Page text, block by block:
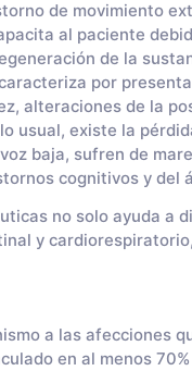
de movimiento
al paciente
de la
por
alteraciones de la
usual, existe la
baja, sufren de
cognitivos y del
no solo ayuda a
y
a las afecciones
en al menos